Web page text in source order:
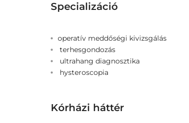
Specializáció
operatív meddőségi kivizsgálás
terhesgondozás
ultrahang diagnosztika
hysteroscopia
Kórházi háttér